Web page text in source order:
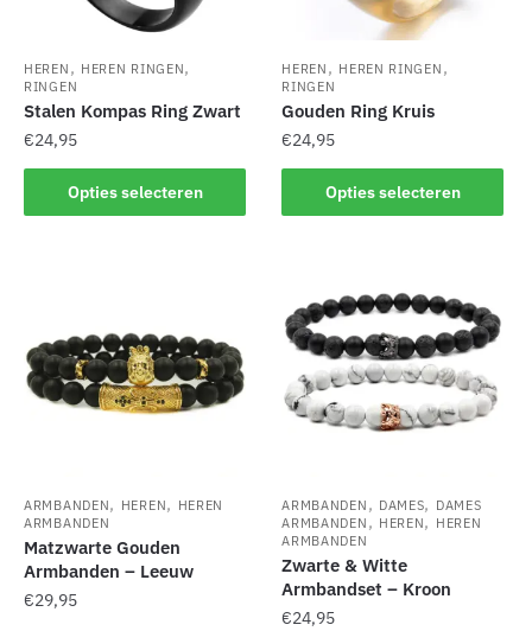
de
productpagina
productpagina
HEREN , HEREN RINGEN,
RINGEN
Stalen Kompas Ring Zwart
€24,95
Opties selecteren
product
optie
kan
gekozen
de
productpagina
HEREN , HEREN RINGEN ,
RINGEN
Gouden Ring Kruis
€24,95
Opties selecteren
product
variaties.
Deze
optie
kan
gekozen
de
productpagina
ARMBANDEN, HEREN, HEREN
ARMBANDEN
Matzwarte Gouden
Armbanden – Leeuw
€29,95
ARMBANDEN , DAMES, DAMES
ARMBANDEN , HEREN, HEREN
ARMBANDEN
Zwarte & Witte
Armbandset – Kroon
€24,95